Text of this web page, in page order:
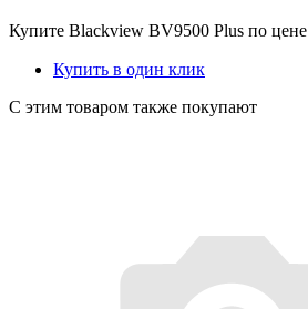
Купите Blackview BV9500 Plus по цене
Купить в один клик
С этим товаром также покупают